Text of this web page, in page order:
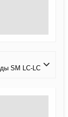
SM LC-LC